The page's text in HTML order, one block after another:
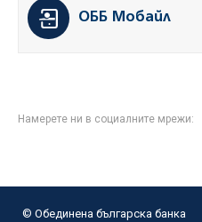
ОББ Мобайл
Намерете ни в социалните мрежи:
© Oбединена българска банка